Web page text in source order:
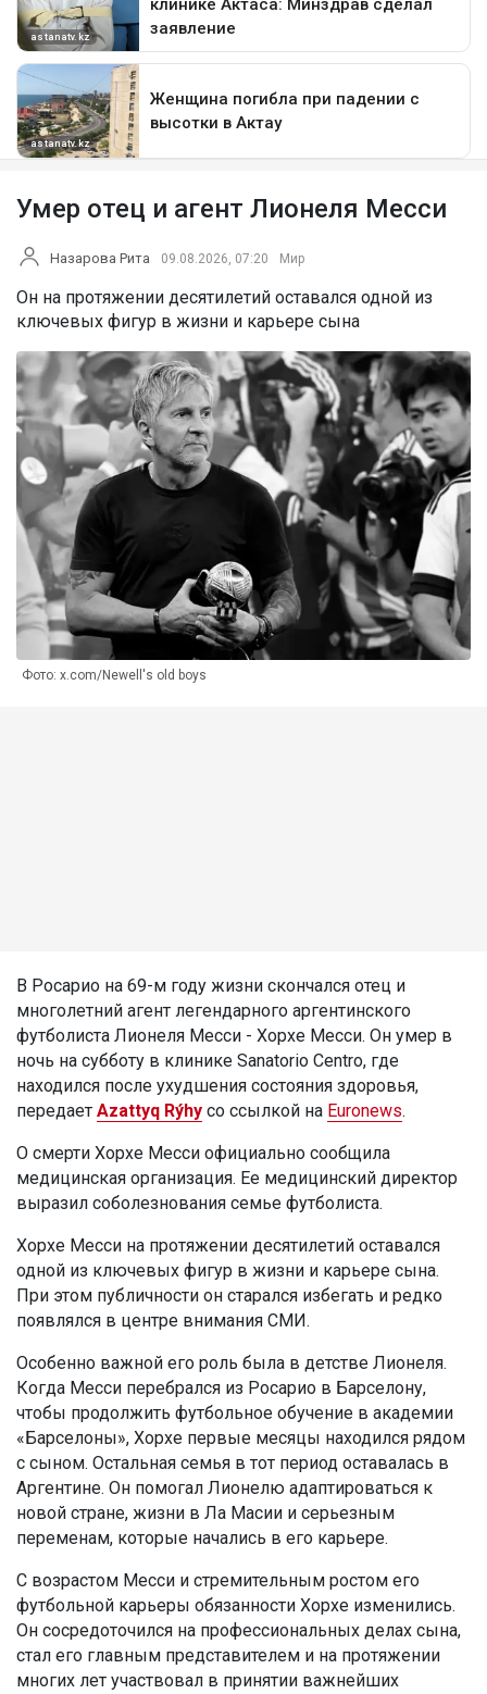
Умер отец и агент Лионеля Месси
Назарова Рита 09.08.2026, 07:20 Мир
Он на протяжении десятилетий оставался одной из
ключевых фигур в жизни и карьере сына
Фото: x.com/Newell's old boys
В Росарио на 69-м году жизни скончался отец и
многолетний агент легендарного аргентинского
футболиста Лионеля Месси - Хорхе Месси. Он умер в
ночь на субботу в клинике Sanatorio Centro, где
находился после ухудшения состояния здоровья,
передает Azattyq Rýhy со ссылкой на Euronews.
О смерти Хорхе Месси официально сообщила
медицинская организация. Ее медицинский директор
выразил соболезнования семье футболиста.
Хорхе Месси на протяжении десятилетий оставался
одной из ключевых фигур в жизни и карьере сына.
При этом публичности он старался избегать и редко
появлялся в центре внимания СМИ.
Особенно важной его роль была в детстве Лионеля.
Когда Месси перебрался из Росарио в Барселону,
чтобы продолжить футбольное обучение в академии
«Барселоны», Хорхе первые месяцы находился рядом
с сыном. Остальная семья в тот период оставалась в
Аргентине. Он помогал Лионелю адаптироваться к
новой стране, жизни в Ла Масии и серьезным
переменам, которые начались в его карьере.
С возрастом Месси и стремительным ростом его
футбольной карьеры обязанности Хорхе изменились.
Он сосредоточился на профессиональных делах сына,
стал его главным представителем и на протяжении
многих лет участвовал в принятии важнейших